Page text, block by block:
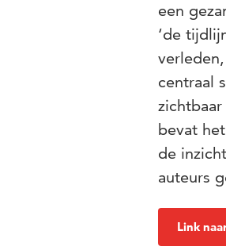
een
‘de
centraal
bevat
de
auteurs
Link